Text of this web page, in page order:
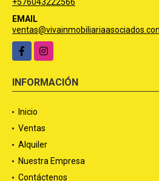
TELÉFONO
+576043222566
EMAIL
ventas@vivainmobiliariaasociados.com
FacebookInstagram
Inicio
Ventas
Alquiler
Nuestra Empresa